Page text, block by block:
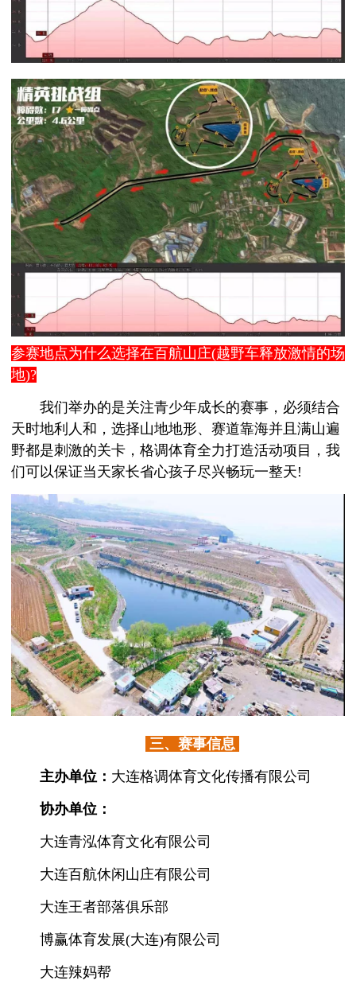
参赛地点为什么选择在百航山庄(越野车释放激情的场
地)?
我们举办的是关注青少年成长的赛事，必须结合
天时地利人和，选择山地地形、赛道靠海并且满山遍
野都是刺激的关卡，格调体育全力打造活动项目，我
们可以保证当天家长省心孩子尽兴畅玩一整天!
三、赛事信息
主办单位： 大连格调体育文化传播有限公司
协办单位：
大连青泓体育文化有限公司
大连百航休闲山庄有限公司
大连王者部落俱乐部
博赢体育发展(大连)有限公司
大连辣妈帮